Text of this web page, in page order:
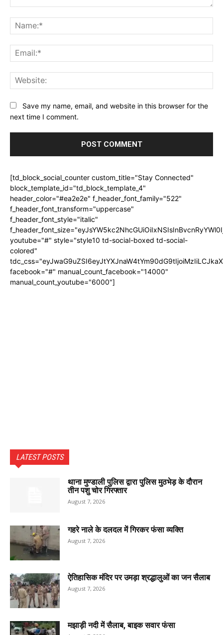
Save my name, email, and website in this browser for the
next time I comment.
[td_block_social_counter custom_title="Stay Connected"
block_template_id="td_block_template_4"
header_color="#ea2e2e" f_header_font_family="522"
f_header_font_transform="uppercase"
f_header_font_style="italic"
youtube="#" style="style10 td-social-boxed td-social-
colored"
facebook="#" manual_count_facebook="14000"
manual_count_youtube="6000"]
LATEST POSTS
थाना मुण्डाली पुलिस द्वारा पुलिस मुठभेड़ के दौरान
तीन पशु चोर गिरफ्तार
August 7, 2026
गहरे नाले के दलदल में गिरकर फंसा व्यक्ति
August 7, 2026
ऐतिहासिक मंदिर पर उमड़ा श्रद्धालुओं का जन सैलाब
August 7, 2026
मझाड़ी नदी में सैलाब, बाइक सवार फंसा